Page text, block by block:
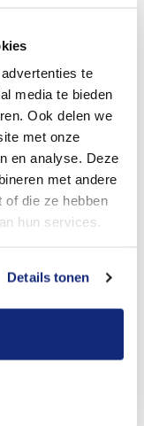
te
media te bieden
Ook delen we
met onze
en analyse. Deze
met andere
of die ze hebben
hun services.
Details tonen
een betere